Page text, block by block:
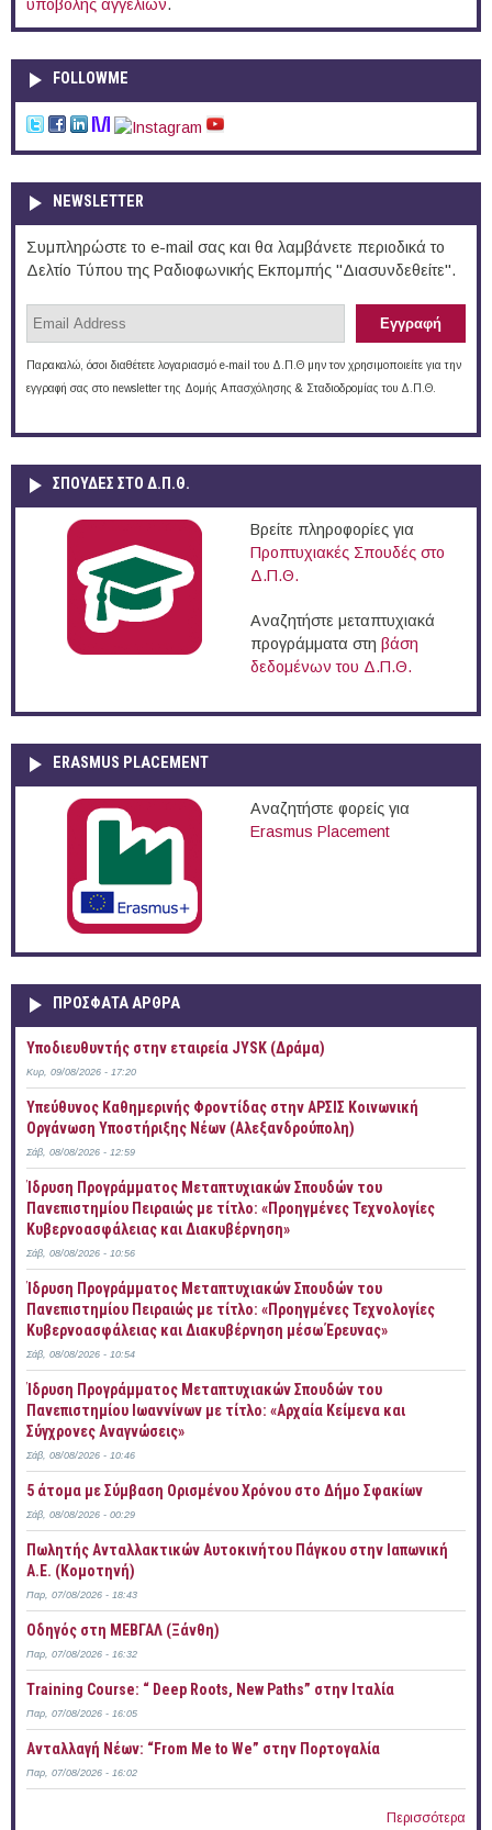
υποβολής αγγελιών.
FOLLOWME
NEWSLETTER
Συμπληρώστε το e-mail σας και θα λαμβάνετε περιοδικά το
Δελτίο Τύπου της Ραδιοφωνικής Εκπομπής "Διασυνδεθείτε".
Παρακαλώ, όσοι διαθέτετε λογαριασμό e-mail του Δ.Π.Θ μην τον χρησιμοποιείτε για την
εγγραφή σας στο newsletter της Δομής Απασχόλησης & Σταδιοδρομίας του Δ.Π.Θ.
ΣΠΟΥΔΈΣ ΣΤΟ Δ.Π.Θ.
Βρείτε πληροφορίες για
Προπτυχιακές Σπουδές στο
Δ.Π.Θ.
Αναζητήστε μεταπτυχιακά
προγράμματα στη βάση
δεδομένων του Δ.Π.Θ.
ERASMUS PLACEMENT
Αναζητήστε φορείς για
Erasmus Placement
ΠΡOΣΦΑΤΑ AΡΘΡΑ
Υποδιευθυντής στην εταιρεία JYSK (Δράμα)
Κυρ, 09/08/2026 - 17:20
Yπεύθυνος Καθημερινής Φροντίδας στην ΑΡΣΙΣ Κοινωνική
Οργάνωση Υποστήριξης Νέων (Αλεξανδρούπολη)
Σάβ, 08/08/2026 - 12:59
Ίδρυση Προγράμματος Μεταπτυχιακών Σπουδών του
Πανεπιστημίου Πειραιώς με τίτλο: «Προηγμένες Τεχνολογίες
Κυβερνοασφάλειας και Διακυβέρνηση»
Σάβ, 08/08/2026 - 10:56
Ίδρυση Προγράμματος Μεταπτυχιακών Σπουδών του
Πανεπιστημίου Πειραιώς με τίτλο: «Προηγμένες Τεχνολογίες
Κυβερνοασφάλειας και Διακυβέρνηση μέσω Έρευνας»
Σάβ, 08/08/2026 - 10:54
Ίδρυση Προγράμματος Μεταπτυχιακών Σπουδών του
Πανεπιστημίου Ιωαννίνων με τίτλο: «Αρχαία Κείμενα και
Σύγχρονες Αναγνώσεις»
Σάβ, 08/08/2026 - 10:46
5 άτομα με Σύμβαση Ορισμένου Χρόνου στο Δήμο Σφακίων
Σάβ, 08/08/2026 - 00:29
Πωλητής Ανταλλακτικών Αυτοκινήτου Πάγκου στην Ιαπωνική
Α.Ε. (Κομοτηνή)
Παρ, 07/08/2026 - 18:43
Οδηγός στη ΜΕΒΓΑΛ (Ξάνθη)
Παρ, 07/08/2026 - 16:32
Training Course: “ Deep Roots, New Paths” στην Ιταλία
Παρ, 07/08/2026 - 16:05
Ανταλλαγή Νέων: “From Me to We” στην Πορτογαλία
Παρ, 07/08/2026 - 16:02
Περισσότερα